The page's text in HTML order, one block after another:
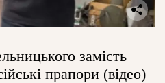
замість
прапори (відео)